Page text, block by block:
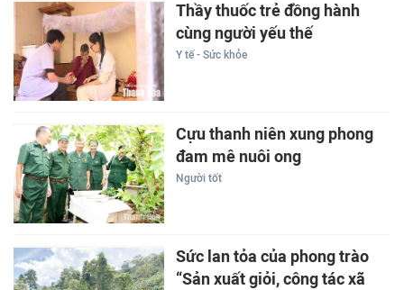
Thầy thuốc trẻ đồng hành
cùng người yếu thế
Y tế - Sức khỏe
Cựu thanh niên xung phong
đam mê nuôi ong
Người tốt
Sức lan tỏa của phong trào
“Sản xuất giỏi, công tác xã